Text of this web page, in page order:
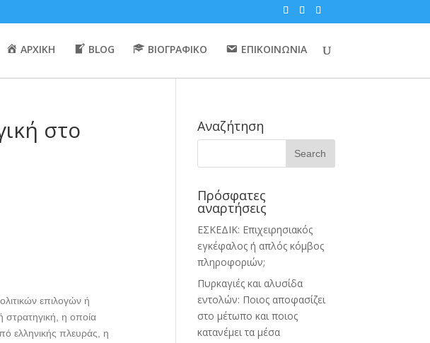
ΑΡΧΙΚΗ BLOG ΒΙΟΓΡΑΦΙΚΟ ΕΠΙΚΟΙΝΩΝΙΑ
στο
επιλογών ή
στρατηγική, η οποία
ελληνικής πλευράς, η
Αναζήτηση
Πρόσφατες
αναρτήσεις
ΕΣΚΕΔΙΚ: Επιχειρησιακός
εγκέφαλος ή απλός κόμβος
πληροφοριών;
Πυρκαγιές και αλυσίδα
εντολών: Ποιος αποφασίζει
στο μέτωπο και ποιος
κατανέμει τα μέσα